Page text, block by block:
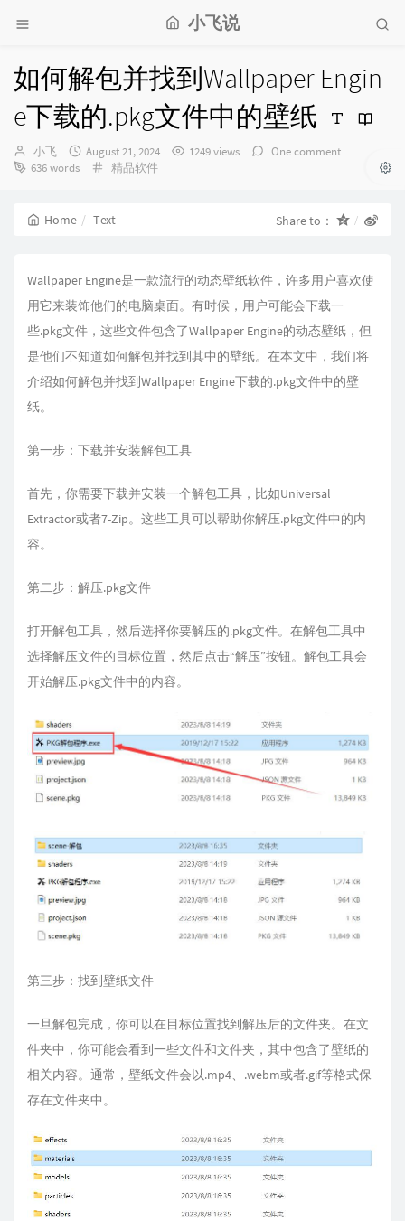
小飞说
如何解包并找到Wallpaper Engin
e下载的.pkg文件中的壁纸
Author：
小飞
发
布
August 21, 2024 1249 views
One comment
636 words
Categories：
精品软件
Home Text Share to：
Wallpaper Engine是一款流行的动态壁纸软件，许多用户喜欢使
用它来装饰他们的电脑桌面。有时候，用户可能会下载一
些.pkg文件，这些文件包含了Wallpaper Engine的动态壁纸，但
是他们不知道如何解包并找到其中的壁纸。在本文中，我们将
介绍如何解包并找到Wallpaper Engine下载的.pkg文件中的壁
纸。
第一步：下载并安装解包工具
首先，你需要下载并安装一个解包工具，比如Universal
Extractor或者7-Zip。这些工具可以帮助你解压.pkg文件中的内
容。
第二步：解压.pkg文件
打开解包工具，然后选择你要解压的.pkg文件。在解包工具中
选择解压文件的目标位置，然后点击“解压”按钮。解包工具会
开始解压.pkg文件中的内容。
第三步：找到壁纸文件
一旦解包完成，你可以在目标位置找到解压后的文件夹。在文
件夹中，你可能会看到一些文件和文件夹，其中包含了壁纸的
相关内容。通常，壁纸文件会以.mp4、.webm或者.gif等格式保
存在文件夹中。